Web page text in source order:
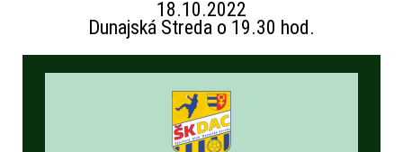
18.10.2022
Dunajská Streda o 19.30 hod.